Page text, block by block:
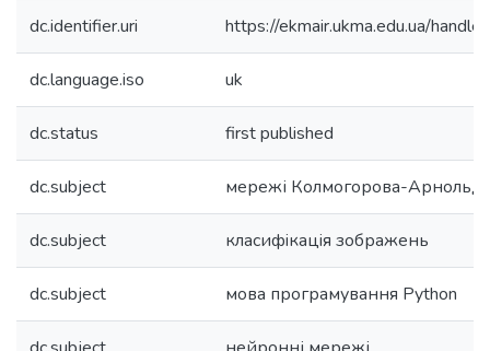
dc.identifier.uri https://ekmair.ukma.edu.ua/
dc.language.iso uk
dc.status first published
dc.subject мережі Колмогорова-Арнольда
dc.subject класифiкацiя зображень
dc.subject мова програмування Python